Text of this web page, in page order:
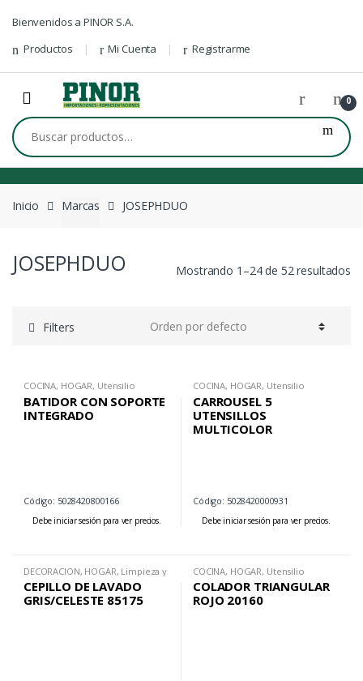
Bienvenidos a PINOR S.A.
Productos
Mi Cuenta Registrarme
0
Buscar por:
Inicio Marcas JOSEPHDUO
JOSEPHDUO Mostrando 1–24 de 52 resultados
Filters
COCINA, HOGAR, Utensilio
BATIDOR CON SOPORTE
INTEGRADO
Código: 5028420800166
Debe iniciar sesión para ver precios.
COCINA, HOGAR, Utensilio
CARROUSEL 5
UTENSILLOS
MULTICOLOR
Código: 5028420000931
Debe iniciar sesión para ver precios.
DECORACION, HOGAR, Limpieza y
Organizacion
CEPILLO DE LAVADO
GRIS/CELESTE 85175
COCINA, HOGAR, Utensilio
COLADOR TRIANGULAR
ROJO 20160